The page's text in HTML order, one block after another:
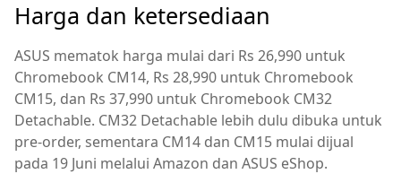
Harga dan ketersediaan
ASUS mematok harga mulai dari Rs 26,990 untuk
Chromebook CM14, Rs 28,990 untuk Chromebook
CM15, dan Rs 37,990 untuk Chromebook CM32
Detachable. CM32 Detachable lebih dulu dibuka untuk
pre-order, sementara CM14 dan CM15 mulai dijual
pada 19 Juni melalui Amazon dan ASUS eShop.